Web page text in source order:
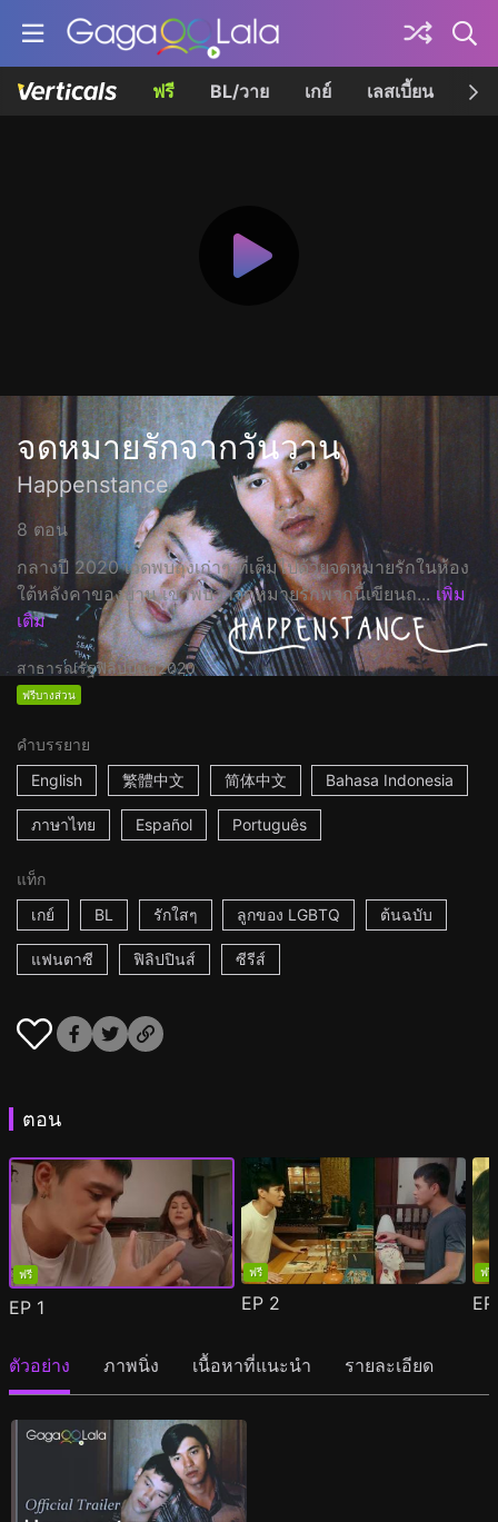
ฟรี BL/วาย เกย์ เลสเบี้ยน เค
จดหมายรักจากวันวาน
Happenstance
8 ตอน
กลางปี 2020 เวดพบถุงเก่าๆ ที่เต็มไปด้วยจดหมายรักในห้อง
ใต้หลังคาของบ้าน เขาพบว่าจดหมายรักพวกนี้เขียนถ... เพิ่ม
เติม
สาธารณรัฐฟิลิปปินส์2020
ฟรีบางส่วน
คำบรรยาย
English
繁體中文 简体中文 Bahasa Indonesia
ภาษาไทย Español Português
แท็ก
เกย์
BL รักใสๆ ลูกของ LGBTQ ต้นฉบับ
แฟนตาซี ฟิลิปปินส์ ซีรีส์
ตอน
ฟรี
EP 1
ฟรี
EP 2
ฟรี
ตัวอย่าง ภาพนิ่ง เนื้อหาที่แนะนำ รายละเอียด